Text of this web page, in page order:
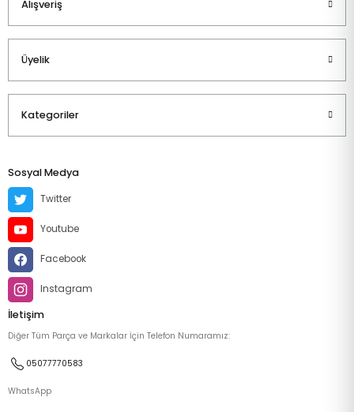
Alışveriş
Üyelik
Kategoriler
Sosyal Medya
Twitter
Youtube
Facebook
Instagram
İletişim
Diğer Tüm Parça ve Markalar İçin Telefon Numaramız:
05077770583
WhatsApp